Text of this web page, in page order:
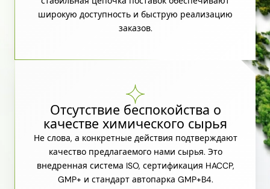
широкую доступность и быструю реализацию
заказов.
Отсутствие беспокойства о
качестве химического сырья
Не слова, а конкретные действия подтверждают
качество предлагаемого нами сырья. Это
внедренная система ISO, сертификация HACCP,
GMP+ и стандарт автопарка GMP+B4.